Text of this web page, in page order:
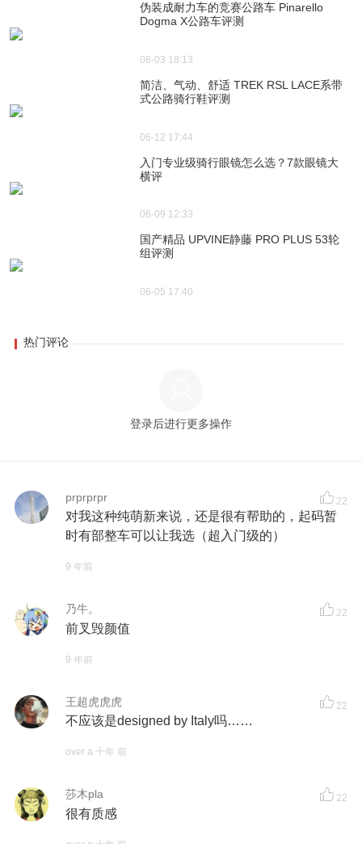
伪装成耐力车的竞赛公路车 Pinarello
Dogma X公路车评测
08-03 18:13
简洁、气动、舒适 TREK RSL LACE系带
式公路骑行鞋评测
06-12 17:44
入门专业级骑行眼镜怎么选？7款眼镜大
横评
06-09 12:33
国产精品 UPVINE静藤 PRO PLUS 53轮
组评测
06-05 17:40
热门评论
登录后进行更多操作
prprprpr 22
对我这种纯萌新来说，还是很有帮助的，起码暂
时有部整车可以让我选（超入门级的）
9 年前
乃牛。 22
前叉毁颜值
9 年前
王超虎虎虎 22
不应该是designed by Italy吗……
over a 十年 前
莎木pla 22
很有质感